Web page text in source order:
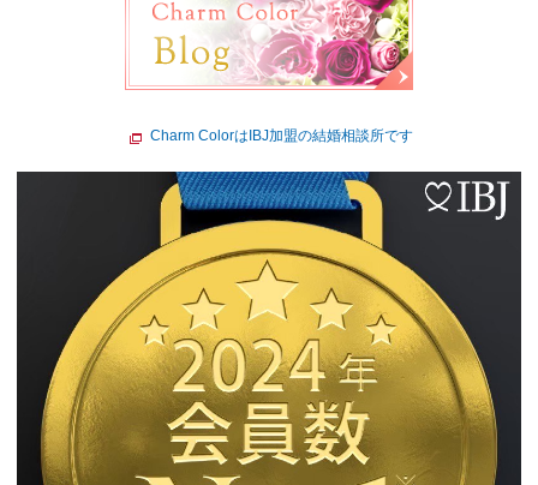
Charm ColorはIBJ加盟の結婚相談所です